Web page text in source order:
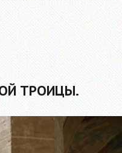
ТРОИЦЫ.